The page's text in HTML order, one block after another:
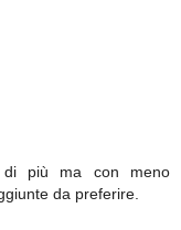
di più ma con meno
da preferire.